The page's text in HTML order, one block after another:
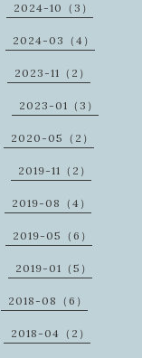
2024-10（3）
2024-03（4）
2023-11（2）
2023-01（3）
2020-05（2）
2019-11（2）
2019-08（4）
2019-05（6）
2019-01（5）
2018-08（6）
2018-04（2）